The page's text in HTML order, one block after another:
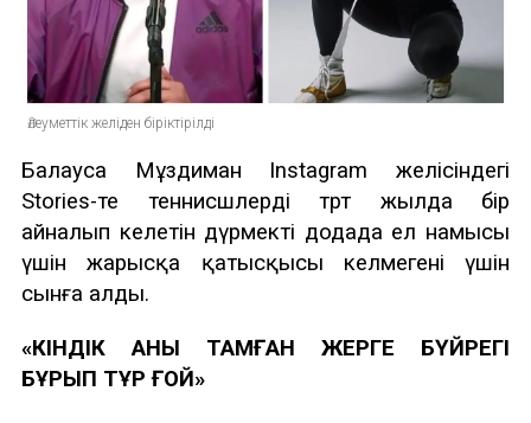
Әлеуметтік желіден біріктірілді
Балауса Мұздиман Instagram желісіндегі
Stories-те теннисшлерді төрт жылда бір
айналып келетін дүрмекті додада ел намысы
үшін жарысқа қатысқысы келмегені үшін
сынға алды.
«КІНДІК ҚАНЫ ТАМҒАН ЖЕРГЕ БҮЙРЕГІ
БҰРЫП ТҰР ҒОЙ»